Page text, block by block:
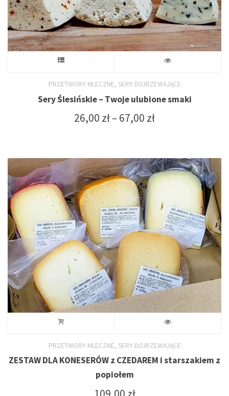
produktu
produkt
ma
wiele
Opcje
można
wybrać
na
stronie
produktu
PRZETWORY MLECZNE, SERY DOJRZEWAJĄCE
Sery Ślesińskie – Twoje ulubione smaki
26,00 zł– 67,00 złZakres
do
67,00 zł
PRZETWORY MLECZNE, SERY DOJRZEWAJĄCE
ZESTAW DLA KONESERÓW z CZEDAREM i starszakiem z
popiołem